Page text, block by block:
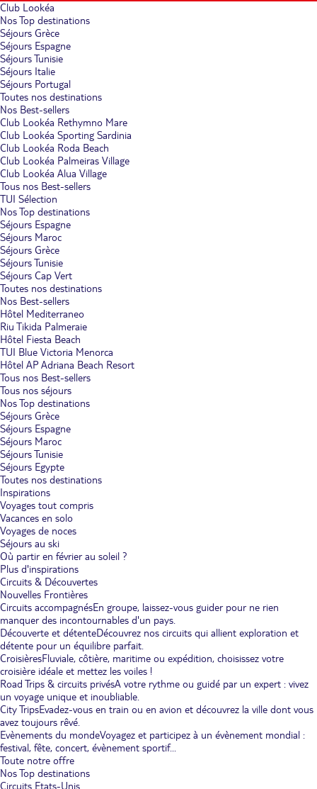
Club Lookéa
Nos Top destinations
Séjours Grèce
Séjours Espagne
Séjours Tunisie
Séjours Italie
Séjours Portugal
Toutes nos destinations
Nos Best-sellers
Club Lookéa Rethymno Mare
Club Lookéa Sporting Sardinia
Club Lookéa Roda Beach
Club Lookéa Palmeiras Village
Club Lookéa Alua Village
Tous nos Best-sellers
TUI Sélection
Nos Top destinations
Séjours Espagne
Séjours Maroc
Séjours Grèce
Séjours Tunisie
Séjours Cap Vert
Toutes nos destinations
Nos Best-sellers
Hôtel Mediterraneo
Riu Tikida Palmeraie
Hôtel Fiesta Beach
TUI Blue Victoria Menorca
Hôtel AP Adriana Beach Resort
Tous nos Best-sellers
Tous nos séjours
Nos Top destinations
Séjours Grèce
Séjours Espagne
Séjours Maroc
Séjours Tunisie
Séjours Egypte
Toutes nos destinations
Inspirations
Voyages tout compris
Vacances en solo
Voyages de noces
Séjours au ski
Où partir en février au soleil ?
Plus d'inspirations
Circuits & Découvertes
Nouvelles Frontières
Circuits accompagnésEn groupe, laissez-vous guider pour ne rien
manquer des incontournables d'un pays.
Découverte et détenteDécouvrez nos circuits qui allient exploration et
détente pour un équilibre parfait.
CroisièresFluviale, côtière, maritime ou expédition, choisissez votre
croisière idéale et mettez les voiles !
Road Trips & circuits privésA votre rythme ou guidé par un expert : vivez
un voyage unique et inoubliable.
City TripsEvadez-vous en train ou en avion et découvrez la ville dont vous
avez toujours rêvé.
Evènements du mondeVoyagez et participez à un évènement mondial :
festival, fête, concert, évènement sportif...
Toute notre offre
Nos Top destinations
Circuits Etats-Unis